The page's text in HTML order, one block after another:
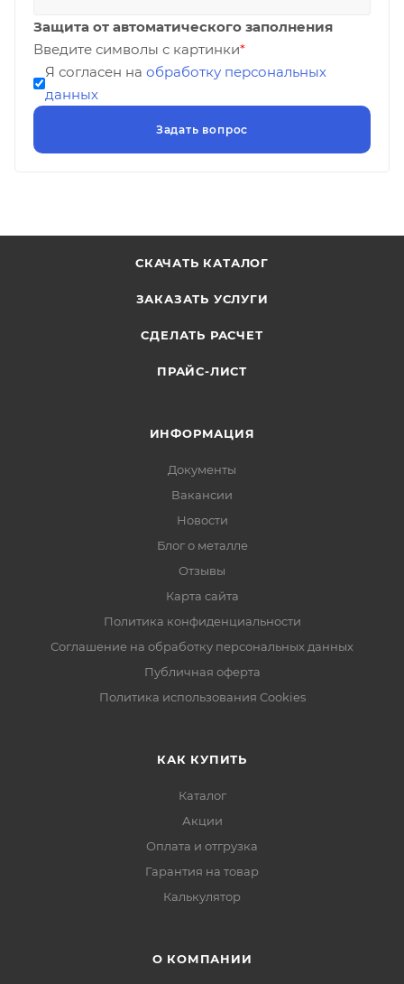
Защита от автоматического заполнения
Введите символы с картинки*
Я согласен на обработку персональных
данных
СКАЧАТЬ КАТАЛОГ
ЗАКАЗАТЬ УСЛУГИ
СДЕЛАТЬ РАСЧЕТ
ПРАЙС-ЛИСТ
ИНФОРМАЦИЯ
Документы
Вакансии
Новости
Блог о металле
Отзывы
Карта сайта
Политика конфиденциальности
Соглашение на обработку персональных данных
Публичная оферта
Политика использования Cookies
КАК КУПИТЬ
Каталог
Акции
Оплата и отгрузка
Гарантия на товар
Калькулятор
О КОМПАНИИ